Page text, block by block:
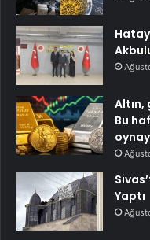
Bu
Yaptı